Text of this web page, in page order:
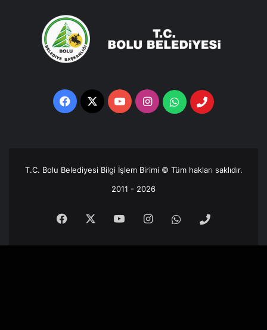
Facebook
X YouTubeInstagramWhatsappTelefon
T.C. Bolu Belediyesi Bilgi İşlem Birimi © Tüm hakları saklıdır.
2011 - 2026
Facebook YouTubeInstagramWhatsappTelefon